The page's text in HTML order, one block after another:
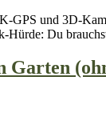
GPS und 3D-
Hürde: Du
Garten